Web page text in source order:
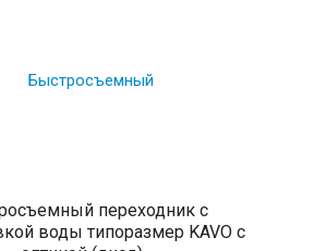
переходник с
воды типоразмер KAVO с